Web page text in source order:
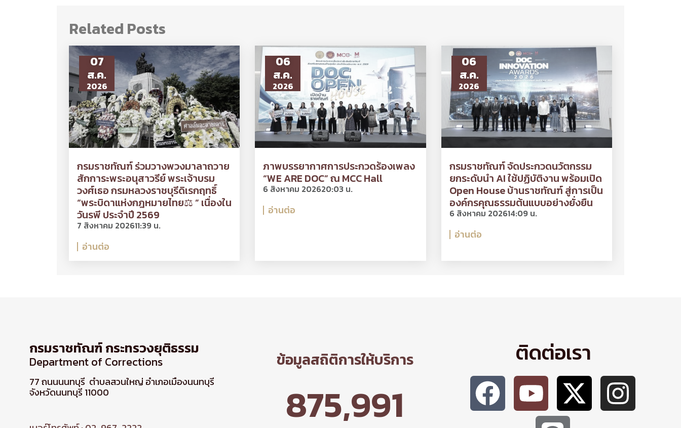
Related Posts
07
ส.ค.
2026
กรมราชทัณฑ์ ร่วมวางพวงมาลาถวาย
สักการะพระอนุสาวรีย์ พระเจ้าบรม
วงศ์เธอ กรมหลวงราชบุรีดิเรกฤทธิ์
“พระบิดาแห่งกฎหมายไทย⚖ ” เนื่องใน
วันรพี ประจำปี 2569
7 สิงหาคม 202611:39 น.
อ่านต่อ
06
ส.ค.
2026
ภาพบรรยากาศการประกวดร้องเพลง
“WE ARE DOC” ณ MCC Hall
6 สิงหาคม 202620:03 น.
อ่านต่อ
06
ส.ค.
2026
กรมราชทัณฑ์ จัดประกวดนวัตกรรม
ยกระดับนำ AI ใช้ปฏิบัติงาน พร้อมเปิด
Open House บ้านราชทัณฑ์ สู่การเป็น
องค์กรคุณธรรมต้นแบบอย่างยั่งยืน
6 สิงหาคม 202614:09 น.
อ่านต่อ
กรมราชทัณฑ์ กระทรวงยุติธรรม
Department of Corrections
77 ถนนนนทบุรี ตำบลสวนใหญ่ อำเภอเมืองนนทบุรี
จังหวัดนนทบุรี 11000
ข้อมูลสถิติการให้บริการ
875,991
ติดต่อเรา